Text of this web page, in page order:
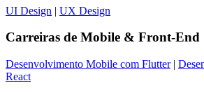
UI Design | UX Design
Carreiras de Mobile & Front-End
Desenvolvimento Mobile com Flutter|
React